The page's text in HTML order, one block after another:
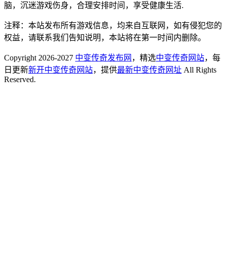
脑，沉迷游戏伤身，合理安排时间，享受健康生活.
注释：本站发布所有游戏信息，均来自互联网，如有侵犯您的
权益，请联系我们告知说明，本站将在第一时间内删除。
Copyright 2026-2027 中变传奇发布网 ，精选中变传奇网站，每
日更新新开中变传奇网站，提供最新中变传奇网址 All Rights
Reserved.